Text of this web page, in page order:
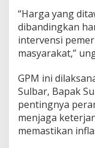
“Harga yang
dibandingkan
intervensi
masyarakat,”
GPM ini
Sulbar, Bapak
pentingnya
menjaga
memastikan